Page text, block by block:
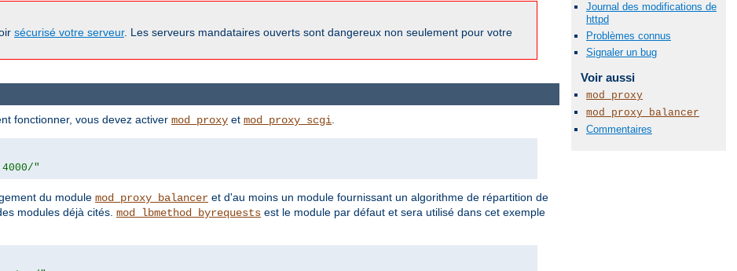
sécurisé votre serveur. Les serveurs mandataires ouverts sont dangereux non seulement pour votre
Journal des modifications de
httpd
Problèmes connus
Signaler un bug
Voir aussi
mod_proxy
mod_proxy_balancer
Commentaires
fonctionner, vous devez activer mod_proxy et mod_proxy_scgi
"
du module mod_proxy_balancer et d'au moins un module fournissant un algorithme de répartition de
modules déjà cités. mod_lbmethod_byrequests est le module par défaut et sera utilisé dans cet exemple